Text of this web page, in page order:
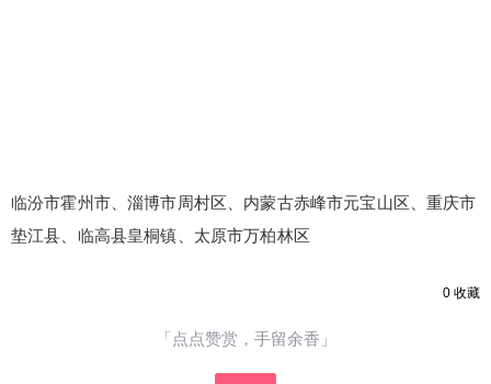
临汾市霍州市、淄博市周村区、内蒙古赤峰市元宝山区、重庆市
垫江县、临高县皇桐镇、太原市万柏林区
0 收藏
「点点赞赏，手留余香」